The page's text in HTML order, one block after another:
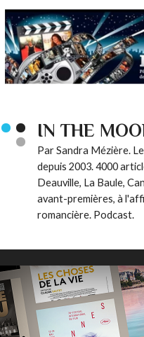
IN THE
Par Sandra Mézière.
depuis 2003. 4000
Deauville, La Baule,
avant-premières, à
romancière. Podcast.